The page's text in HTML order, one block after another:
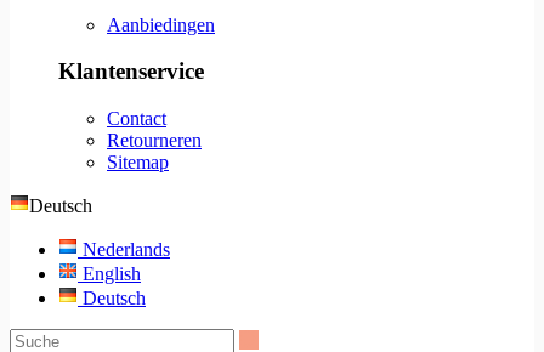
Aanbiedingen
Klantenservice
Contact
Retourneren
Sitemap
Deutsch
Nederlands
English
Deutsch